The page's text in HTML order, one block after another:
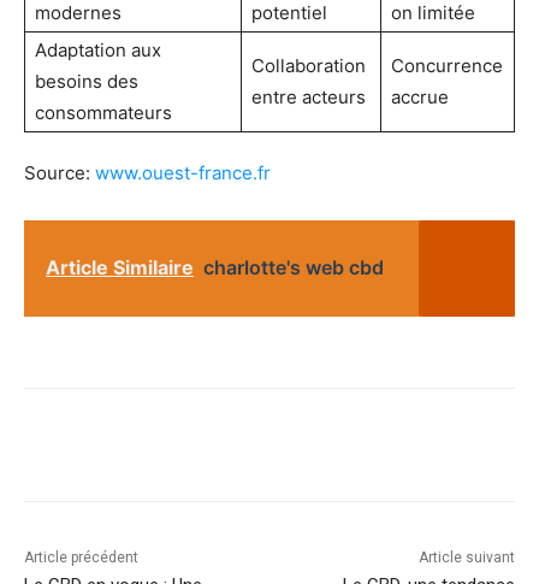
modernes
potentiel
on limitée
Adaptation aux
besoins des
consommateurs
Collaboration
entre acteurs
Concurrence
accrue
Source: www.ouest-france.fr
Article Similaire charlotte's web cbd
Article précédent Article suivant